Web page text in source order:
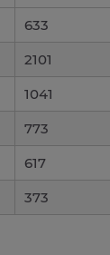
633
2101
1041
773
617
373